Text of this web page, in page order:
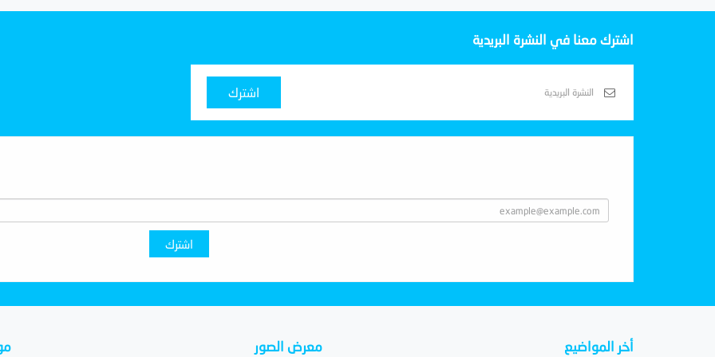
اشترك معنا في النشرة البريدية
اشترك
اشترك
أخر المواضيع معرض الصور